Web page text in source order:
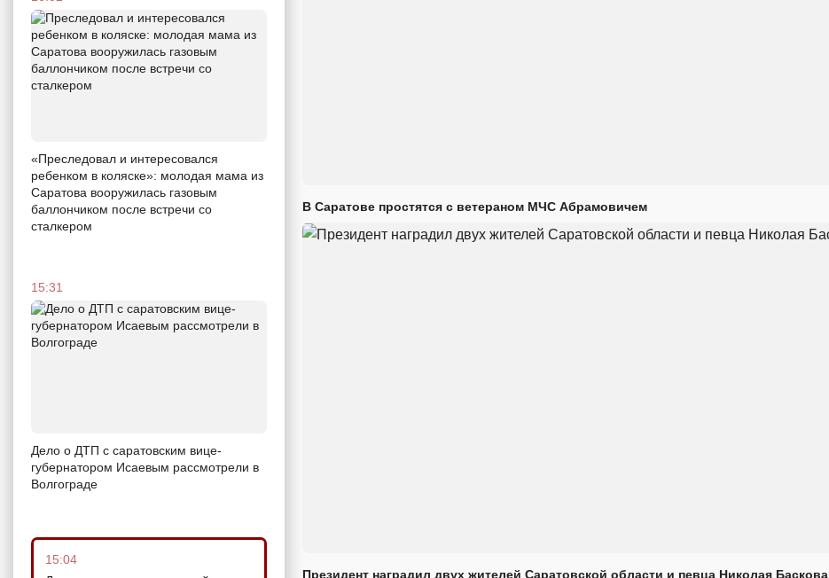
«Преследовал и интересовался
ребенком в коляске»: молодая мама из
Саратова вооружилась газовым
баллончиком после встречи со
сталкером
15:31
Дело о ДТП с саратовским вице-
губернатором Исаевым рассмотрели в
Волгограде
15:04
В Саратове простятся с ветераном МЧС Абрамовичем
Президент наградил двух жителей Саратовской области и певца Николая Баскова